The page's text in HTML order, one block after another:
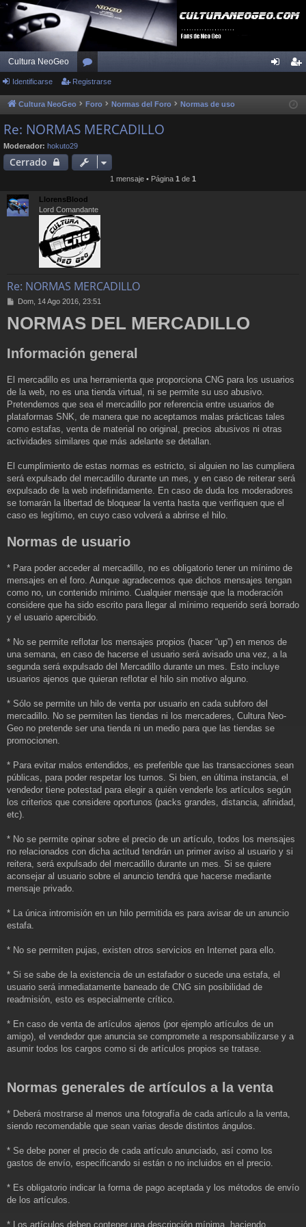
Cultura NeoGeo
or
os ist
Identificarse Registrarse
Cultura NeoGeo Foro Normas del Foro Normas de uso
Re: NORMAS MERCADILLO
Moderador: hokuto29
Cerrado
1 mensaje • Página 1 de 1
LlorensBlood
Lord Comandante
Re: NORMAS MERCADILLO
M
s
j
Dom, 14 Ago 2016, 23:51
NORMAS DEL MERCADILLO
Información general
El mercadillo es una herramienta que proporciona CNG para los usuarios
de la web, no es una tienda virtual, ni se permite su uso abusivo.
Pretendemos que sea el mercadillo por referencia entre usuarios de
plataformas SNK, de manera que no aceptamos malas prácticas tales
como estafas, venta de material no original, precios abusivos ni otras
actividades similares que más adelante se detallan.
El cumplimiento de estas normas es estricto, si alguien no las cumpliera
será expulsado del mercadillo durante un mes, y en caso de reiterar será
expulsado de la web indefinidamente. En caso de duda los moderadores
se tomarán la libertad de bloquear la venta hasta que verifiquen que el
caso es legítimo, en cuyo caso volverá a abrirse el hilo.
Normas de usuario
* Para poder acceder al mercadillo, no es obligatorio tener un mínimo de
mensajes en el foro. Aunque agradecemos que dichos mensajes tengan
como no, un contenido mínimo. Cualquier mensaje que la moderación
considere que ha sido escrito para llegar al mínimo requerido será borrado
y el usuario apercibido.
* No se permite reflotar los mensajes propios (hacer “up”) en menos de
una semana, en caso de hacerse el usuario será avisado una vez, a la
segunda será expulsado del Mercadillo durante un mes. Esto incluye
usuarios ajenos que quieran reflotar el hilo sin motivo alguno.
* Sólo se permite un hilo de venta por usuario en cada subforo del
mercadillo. No se permiten las tiendas ni los mercaderes, Cultura Neo-
Geo no pretende ser una tienda ni un medio para que las tiendas se
promocionen.
* Para evitar malos entendidos, es preferible que las transacciones sean
públicas, para poder respetar los turnos. Si bien, en última instancia, el
vendedor tiene potestad para elegir a quién venderle los artículos según
los criterios que considere oportunos (packs grandes, distancia, afinidad,
etc).
* No se permite opinar sobre el precio de un artículo, todos los mensajes
no relacionados con dicha actitud tendrán un primer aviso al usuario y si
reitera, será expulsado del mercadillo durante un mes. Si se quiere
aconsejar al usuario sobre el anuncio tendrá que hacerse mediante
mensaje privado.
* La única intromisión en un hilo permitida es para avisar de un anuncio
estafa.
* No se permiten pujas, existen otros servicios en Internet para ello.
* Si se sabe de la existencia de un estafador o sucede una estafa, el
usuario será inmediatamente baneado de CNG sin posibilidad de
readmisión, esto es especialmente crítico.
* En caso de venta de artículos ajenos (por ejemplo artículos de un
amigo), el vendedor que anuncia se compromete a responsabilizarse y a
asumir todos los cargos como si de artículos propios se tratase.
Normas generales de artículos a la venta
* Deberá mostrarse al menos una fotografía de cada artículo a la venta,
siendo recomendable que sean varias desde distintos ángulos.
* Se debe poner el precio de cada artículo anunciado, así como los
gastos de envío, especificando si están o no incluidos en el precio.
* Es obligatorio indicar la forma de pago aceptada y los métodos de envío
de los artículos.
* Los artículos deben contener una descripción mínima, haciendo